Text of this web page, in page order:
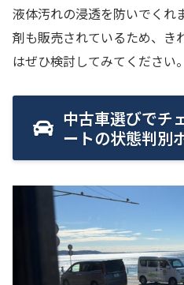
液体汚れの浸透を防いでくれ
剤も販売されているため、き
はぜひ検討してみてください。
中古車選びでチ
ートの状態判別